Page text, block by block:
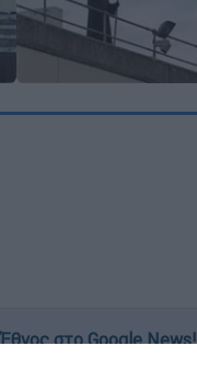
στο Google News!